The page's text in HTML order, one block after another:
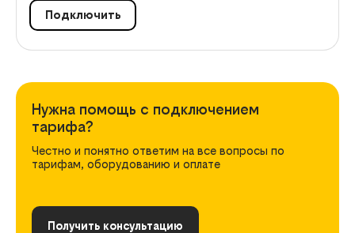
Подключить
Нужна помощь с подключением
тарифа?
Честно и понятно ответим на все вопросы по
тарифам, оборудованию и оплате
Получить консультацию